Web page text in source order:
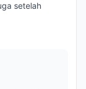
setelah